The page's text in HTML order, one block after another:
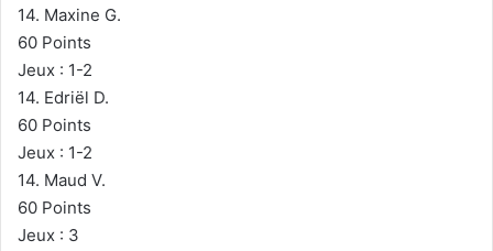
14. Maxine G.
60 Points
Jeux : 1-2
14. Edriël D.
60 Points
Jeux : 1-2
14. Maud V.
60 Points
Jeux : 3